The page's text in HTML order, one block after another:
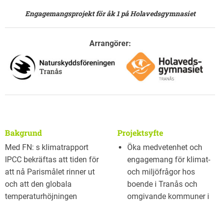
Engagemangsprojekt för åk 1 på Holavedsgymnasiet
Arrangörer:
Bakgrund
Med FN: s klimatrapport
IPCC bekräftas att tiden för
att nå Parismålet rinner ut
och att den globala
temperaturhöjningen
Projektsyfte
Öka medvetenhet och
engagemang för klimat-
och miljöfrågor hos
boende i Tranås och
omgivande kommuner i